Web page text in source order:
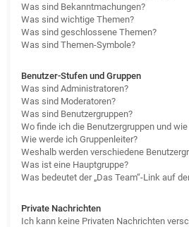
Was sind Bekanntmachungen?
Was sind wichtige Themen?
Was sind geschlossene Themen?
Was sind Themen-Symbole?
Benutzer-Stufen und Gruppen
Was sind Administratoren?
Was sind Moderatoren?
Was sind Benutzergruppen?
Wo finde ich die Benutzergruppen und
Wie werde ich Gruppenleiter?
Weshalb werden verschiedene
Was ist eine Hauptgruppe?
Was bedeutet der „Das Team“-Link auf
Private Nachrichten
Ich kann keine Privaten Nachrichten